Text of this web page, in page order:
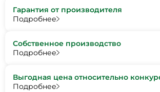
Гарантия от производителя
Подробнее
Собственное производство
Подробнее
Выгодная цена относительно
Подробнее